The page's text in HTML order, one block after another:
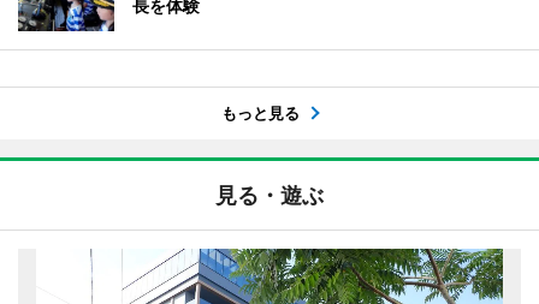
長を体験
もっと見る
見る・遊ぶ